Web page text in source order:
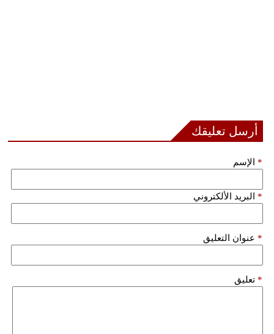
أرسل تعليقك
الإسم *
البريد الألكتروني *
عنوان التعليق *
تعليق *